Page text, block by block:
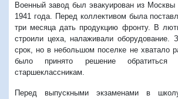
Военный завод был эвакуирован из Москвы
1941 года. Перед коллективом была
три месяца дать продукцию фронту. В
строили цеха, налаживали
срок, но в небольшом поселке не хватало
было принято решение
старшеклассникам.
Перед выпускными экзаменами в